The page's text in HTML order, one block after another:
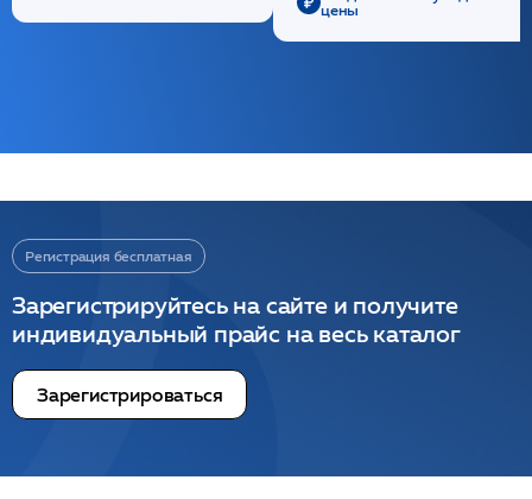
цены
Регистрация бесплатная
Зарегистрируйтесь на сайте и получите
индивидуальный прайс на весь каталог
Зарегистрироваться